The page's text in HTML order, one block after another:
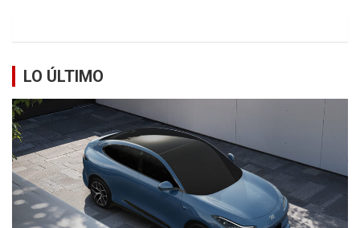
LO ÚLTIMO